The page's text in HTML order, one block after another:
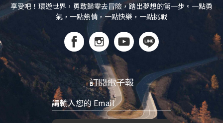
享受吧！環遊世界，勇敢歸零去冒險，踏出夢想的第一步。一點勇
氣，一點熱情，一點快樂，一點挑戰
訂閱電子報